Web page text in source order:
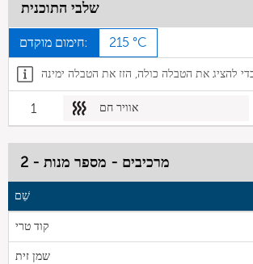
שלבי התוכנית
חימום מוקדם: 215 °C
1 אוויר חם
מרכיבים - מספר מנות - 2
שֵׁם
קוד טרי
שמן זית